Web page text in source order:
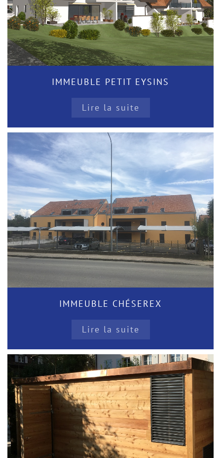
IMMEUBLE PETIT EYSINS
Lire la suite
IMMEUBLE CHÉSEREX
Lire la suite